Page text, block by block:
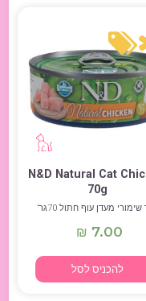
N&D Natural Cat
70g
שימורי מעדן עוף חתול 70גר’
₪ 7.00
להכניס לסל